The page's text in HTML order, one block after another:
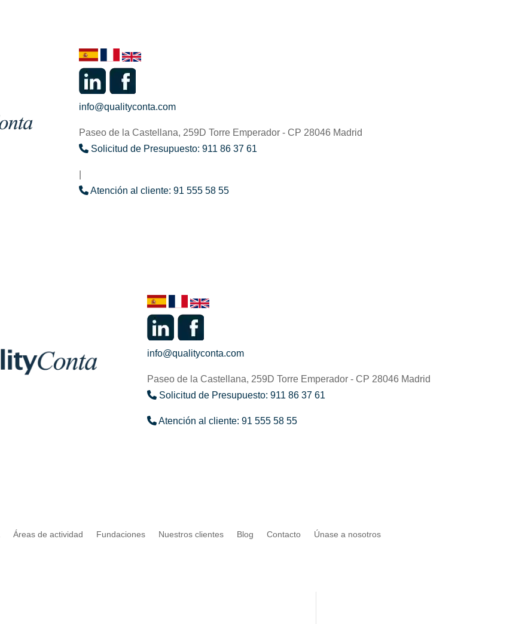
info@qualityconta.com
Paseo de la Castellana, 259D Torre Emperador - CP 28046 Madrid
Solicitud de Presupuesto: 911 86 37 61
Atención al cliente: 91 555 58 55
info@qualityconta.com
Paseo de la Castellana, 259D Torre Emperador - CP 28046 Madrid
Solicitud de Presupuesto: 911 86 37 61
Atención al cliente: 91 555 58 55
Áreas de actividad Fundaciones Nuestros clientes Blog Contacto Únase a nosotros